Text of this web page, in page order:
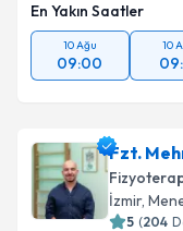
En Yakın Saatler
10 Ağu
09:00
10
Fzt.
İzmir,
5 (204